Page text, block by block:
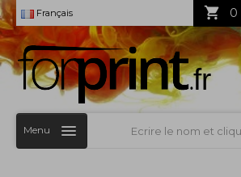
Français 0
Menu